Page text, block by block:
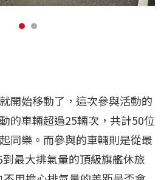
開始移動了，這次參與活動的
的車輛超過25輛次，共計50位
同樂。而參與的車輛則是從最
最大排氣量的頂級旗艦休旅